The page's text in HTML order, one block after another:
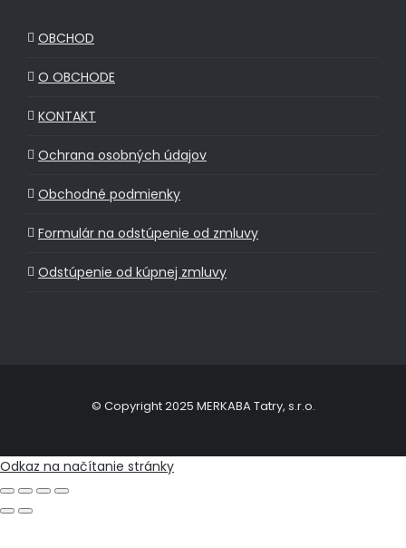
OBCHOD
O OBCHODE
KONTAKT
Ochrana osobných údajov
Obchodné podmienky
Formulár na odstúpenie od zmluvy
Odstúpenie od kúpnej zmluvy
© Copyright 2025 MERKABA Tatry, s.r.o.
Odkaz na načítanie stránky